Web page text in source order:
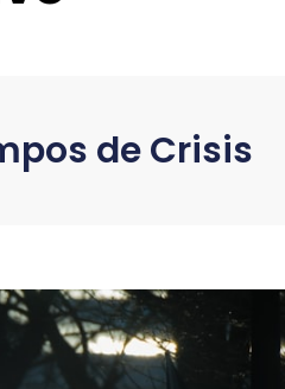
de Crisis